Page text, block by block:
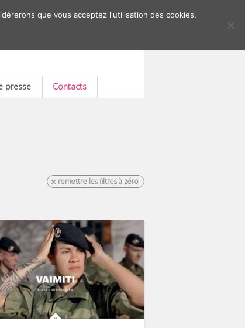
presse Contacts
remettre les filtres à zéro
que vous acceptez l'utilisation des cookies.